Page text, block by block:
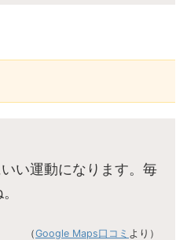
い運動になります。毎
（Google Maps口コミ より）